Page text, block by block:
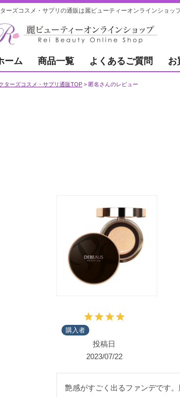
ターズコスメ・サプリの通販は麗ビューティーオンラインショッ
ーム 商品一覧 よくあるご質問 お
ターズコスメ・サプリ通販TOP 匿名さんのレビュー
購入者
投稿日
2023/07/22
艶感がすごく出るファンデです